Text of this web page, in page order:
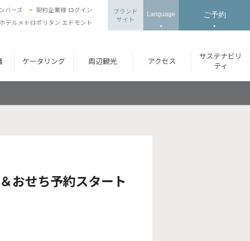
ケータリング 周辺観光 アクセス
サステナビリ
ティ
バーズ
契約企業様 ログイン
テルメトロポリタン エドモント
ブランド
サイト
Language ご予約
おせち予約スタート